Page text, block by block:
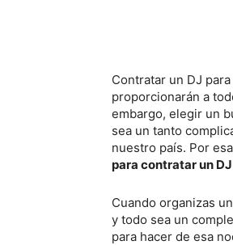
Contratar un DJ
proporcionarán a
embargo, elegir un
sea un tanto
nuestro país. Por
para contratar un
Cuando organizas
y todo sea un
para hacer de esa